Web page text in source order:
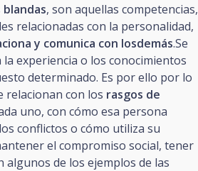
, son aquellas competencias,
relacionadas con la personalidad,
y comunica con losdemás.Se
experiencia o los conocimientos
determinado. Es por ello por lo
relacionan con los rasgos de
uno, con cómo esa persona
conflictos o cómo utiliza su
el compromiso social, tener
algunos de los ejemplos de las